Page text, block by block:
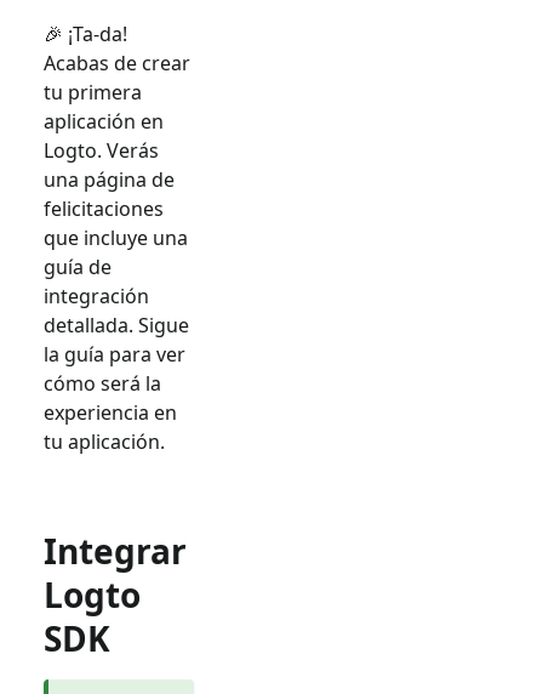
🎉 ¡Ta-da!
Acabas de crear
tu primera
aplicación en
Logto. Verás
una página de
felicitaciones
que incluye una
guía de
integración
detallada. Sigue
la guía para ver
cómo será la
experiencia en
tu aplicación.
Integrar
Logto
SDK